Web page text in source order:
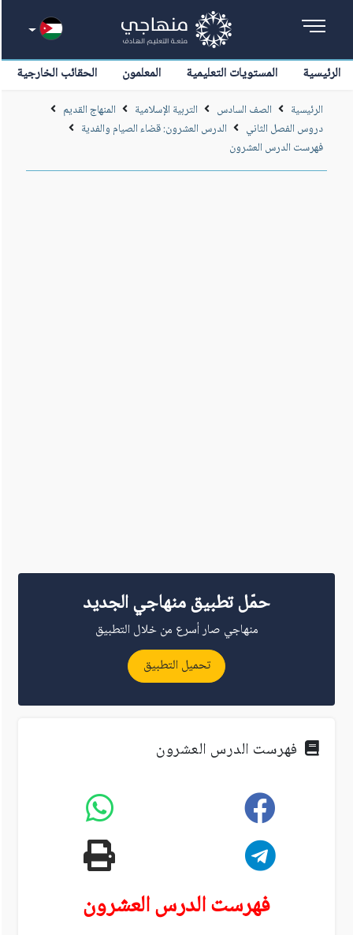
الرئيسية المستويات التعليمية المعلمون الحقائب الخارجية
الرئيسية الصف السادس التربية الإسلامية
المنهاج القديم
دروس الفصل الثاني
الدرس العشرون: قضاء الصيام والفدية
فهرست الدرس العشرون
حمّل تطبيق منهاجي الجديد
منهاجي صار أسرع من خلال التطبيق
تحميل التطبيق
فهرست الدرس العشرون
فهرستالدرس العشرون